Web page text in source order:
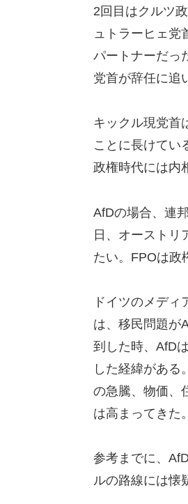
2回目はクルツ
ュトラーヒェ党
パートナーだっ
党首が辞任に追
キックル現党首
ことに長けてい
政権時代には内
AfDの場合、連
日、オーストリ
たい。FPOは政
ドイツのメデ
は、移民問題が
到した時、AfD
した経緯がある
の急騰、物価、
は高まってきた
参考までに、
ルの路線には懐